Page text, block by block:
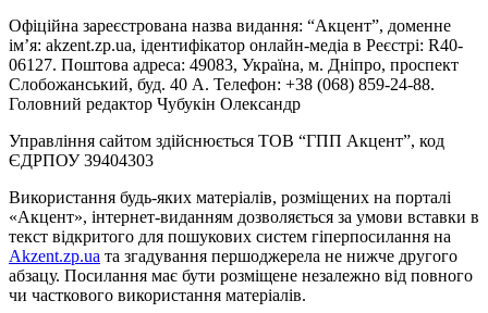
Офіційна зареєстрована назва видання: “Акцент”, доменне
ім’я: akzent.zp.ua, ідентифікатор онлайн-медіа в Реєстрі: R40-
06127. Поштова адреса: 49083, Україна, м. Дніпро, проспект
Слобожанський, буд. 40 А. Телефон: +38 (068) 859-24-88.
Головний редактор Чубукін Олександр
Управління сайтом здійснюється ТОВ “ГПП Акцент”, код
ЄДРПОУ 39404303
Використання будь-яких матеріалів, розміщених на порталі
«Акцент», інтернет-виданням дозволяється за умови вставки в
текст відкритого для пошукових систем гіперпосилання на
Akzent.zp.ua та згадування першоджерела не нижче другого
абзацу. Посилання має бути розміщене незалежно від повного
чи часткового використання матеріалів.